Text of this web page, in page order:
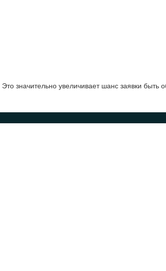
значительно увеличивает шанс заявки